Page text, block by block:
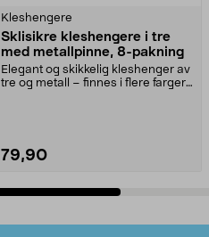
Kleshengere
Sklisikre kleshengere i tre
med metallpinne, 8-pakning
Elegant og skikkelig kleshenger av
tre og metall – finnes i flere farger.
79,90